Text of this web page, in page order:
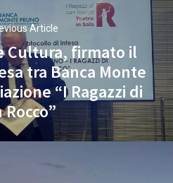
Article
Previous
post:
Cultura, firmato il
tra Banca Monte
“I Ragazzi di
Rocco”